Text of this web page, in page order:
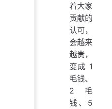
着大家
贡献的
认可，
会越来
越贵，
变成 1
毛钱、
2 毛
钱、5